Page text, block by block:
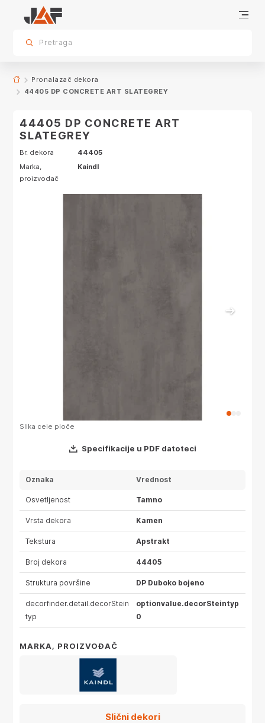
sr.skip-to.main-content
sr.skip-to.table-of-contents
sr.skip-to.main-navigation
Proizvodi sa ovim dekorom
Pretraga
Pronalazač dekora
44405 DP CONCRETE ART SLATEGREY
44405 DP CONCRETE ART
SLATEGREY
Br. dekora
44405
Marka,
proizvođač
Kaindl
Slika cele ploče
Specifikacije u PDF datoteci
Oznaka Vrednost
Osvetljenost Tamno
Vrsta dekora Kamen
Tekstura Apstrakt
Broj dekora 44405
Struktura površine DP Duboko bojeno
decorfinder.detail.decorStein
typ
optionvalue.decorSteintyp
0
MARKA, PROIZVOĐAČ
Slični dekori